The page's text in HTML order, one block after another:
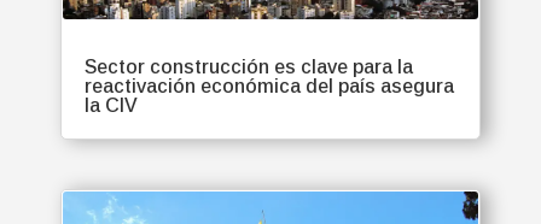
Sector construcción es clave para la
reactivación económica del país asegura
la CIV